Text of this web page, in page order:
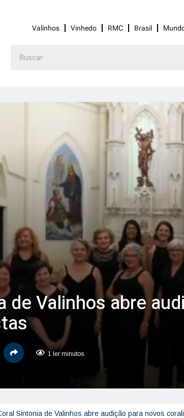
Valinhos Vinhedo RMC Brasil
de Valinhos abre
1 ler minutos
Sintonia de Valinhos abre audição para novos